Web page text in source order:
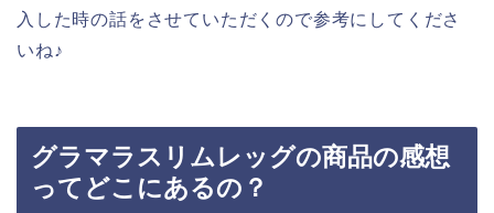
入した時の話をさせていただくので参考にしてくださ
いね♪
グラマラスリムレッグの商品の感想
ってどこにあるの？